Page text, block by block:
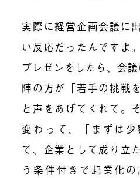
実際に経営企画会議に
い反応だったんですよ
プレゼンをしたら、会
陣の方が「若手の挑戦
と声をあげてくれて。
変わって、「まずは
て、企業として成り立
う条件付きで起業化